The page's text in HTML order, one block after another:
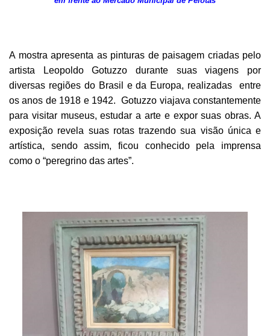
A mostra apresenta as pinturas de paisagem criadas pelo
artista Leopoldo Gotuzzo durante suas viagens por
diversas regiões do Brasil e da Europa, realizadas entre
os anos de 1918 e 1942. Gotuzzo viajava constantemente
para visitar museus, estudar a arte e expor suas obras. A
exposição revela suas rotas trazendo sua visão única e
artística, sendo assim, ficou conhecido pela imprensa
como o “peregrino das artes”.